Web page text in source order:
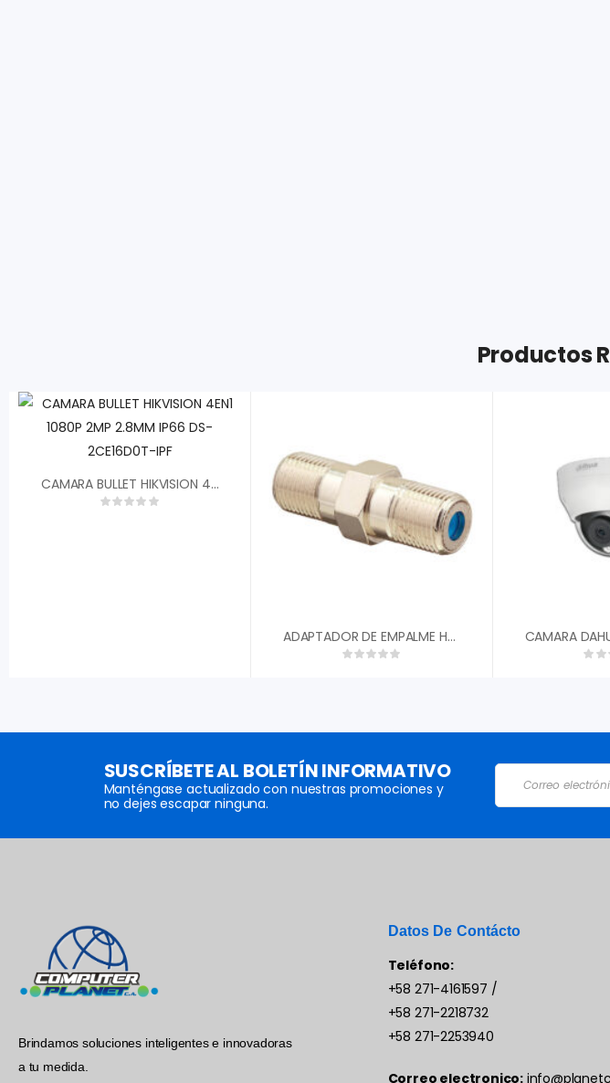
Productos
CAMARA BULLET HIKVISION 4EN1 1080P 2MP 2.8MM IP66 DS-2CE16D0T-IPF
ADAPTADOR DE EMPALME HEMBRA COAXIAL CF81GHZC
SUSCRÍBETE AL BOLETÍN INFORMATIVO
Manténgase actualizado con nuestras promociones y
no dejes escapar ninguna.
Brindamos soluciones inteligentes e innovadoras
a tu medida.
Datos De Contácto
Teléfono:
+58 271-4161597 /
+58 271-2218732
+58 271-2253940
Correo electronico: